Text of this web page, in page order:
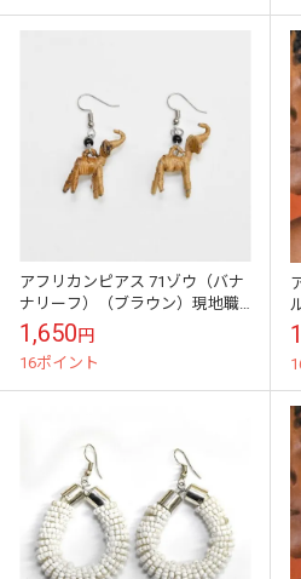
アフリカンピアス 71ゾウ（バナ
ナリーフ）（ブラウン）現地職
人の手しごと
1,650円
16ポイント